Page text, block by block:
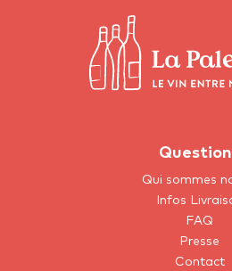
Qui sommes
Infos
FAQ
Presse
Contact